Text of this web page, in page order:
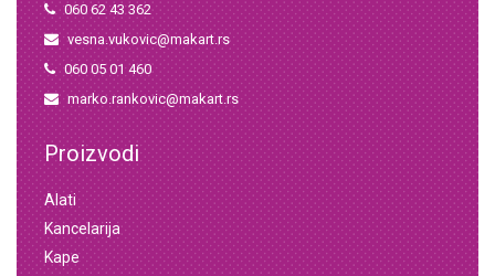
060 62 43 362
vesna.vukovic@makart.rs
060 05 01 460
marko.rankovic@makart.rs
Proizvodi
Alati
Kancelarija
Kape